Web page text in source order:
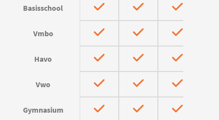
Basisschool
Vmbo
Havo
Vwo
Gymnasium